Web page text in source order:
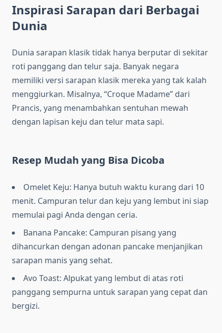
Inspirasi Sarapan dari Berbagai
Dunia
Dunia sarapan klasik tidak hanya berputar di sekitar
roti panggang dan telur saja. Banyak negara
memiliki versi sarapan klasik mereka yang tak kalah
menggiurkan. Misalnya, “Croque Madame” dari
Prancis, yang menambahkan sentuhan mewah
dengan lapisan keju dan telur mata sapi.
Resep Mudah yang Bisa Dicoba
Omelet Keju: Hanya butuh waktu kurang dari 10
menit. Campuran telur dan keju yang lembut ini siap
memulai pagi Anda dengan ceria.
Banana Pancake: Campuran pisang yang
dihancurkan dengan adonan pancake menjanjikan
sarapan manis yang sehat.
Avo Toast: Alpukat yang lembut di atas roti
panggang sempurna untuk sarapan yang cepat dan
bergizi.